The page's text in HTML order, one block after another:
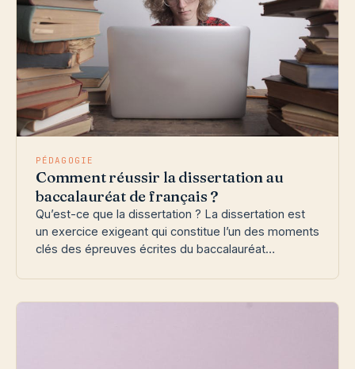
PÉDAGOGIE
Comment réussir la dissertation au
baccalauréat de français ?
Qu’est-ce que la dissertation ? La dissertation est
un exercice exigeant qui constitue l’un des moments
clés des épreuves écrites du baccalauréat…